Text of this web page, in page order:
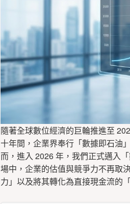
隨著全球數位經濟的巨輪推進至
十年間，企業界奉行「數據即石油
而，進入 2026 年，我們正式邁入
場中，企業的估值與競爭力不再取
力」以及將其轉化為直接現金流的